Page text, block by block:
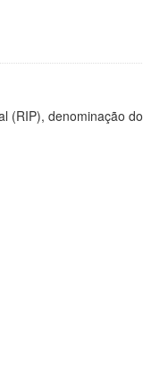
(RIP), denominação do